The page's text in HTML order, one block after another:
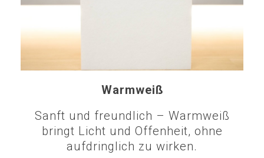
Warmweiß
Sanft und freundlich – Warmweiß
bringt Licht und Offenheit, ohne
aufdringlich zu wirken.